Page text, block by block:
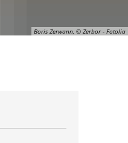
Boris Zerwann, © Zerbor - Fotolia